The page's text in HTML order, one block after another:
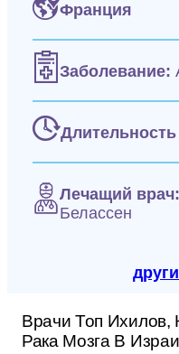
Франция
Заболевание:
Лечащий врач:
Белассен
Врачи Топ Ихилов,
Рака Мозга В